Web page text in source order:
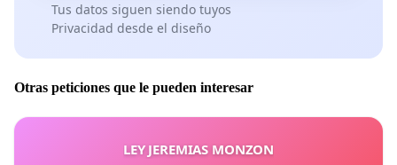
Tus datos siguen siendo tuyos
Privacidad desde el diseño
Otras peticiones que le pueden interesar
LEY JEREMIAS MONZON